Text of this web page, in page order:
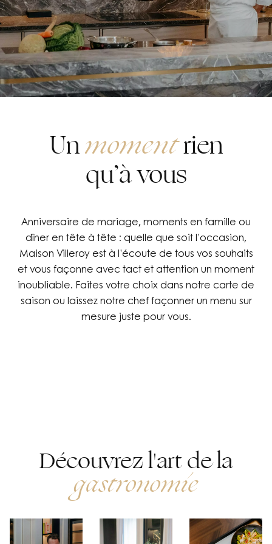
Unmomentrien
qu’à vous
Anniversaire de mariage, moments en famille ou
dîner en tête à tête : quelle que soit l’occasion,
Maison Villeroy est à l’écoute de tous vos souhaits
et vous façonne avec tact et attention un moment
inoubliable. Faites votre choix dans notre carte de
saison ou laissez notre chef façonner un menu sur
mesure juste pour vous.
Découvrez l'art de la
gastronomie